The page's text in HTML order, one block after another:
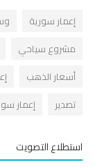
سورية وسيم
سياحي
الذهب
إعمار
إعمار سورية
التصويت